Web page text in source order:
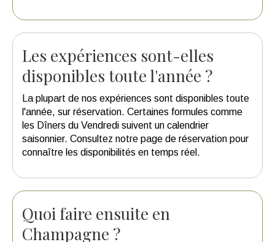
Les expériences sont-elles
disponibles toute l'année ?
La plupart de nos expériences sont disponibles toute
l'année, sur réservation. Certaines formules comme
les Dîners du Vendredi suivent un calendrier
saisonnier. Consultez notre page de réservation pour
connaître les disponibilités en temps réel.
Quoi faire ensuite en
Champagne ?